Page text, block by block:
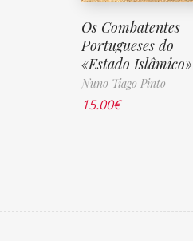
Os Combatentes
Portugueses do
«Estado Islâmico»
Nuno Tiago Pinto
15.00€